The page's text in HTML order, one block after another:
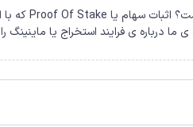
ADA
ما درباره ی فرایند استخراج یا